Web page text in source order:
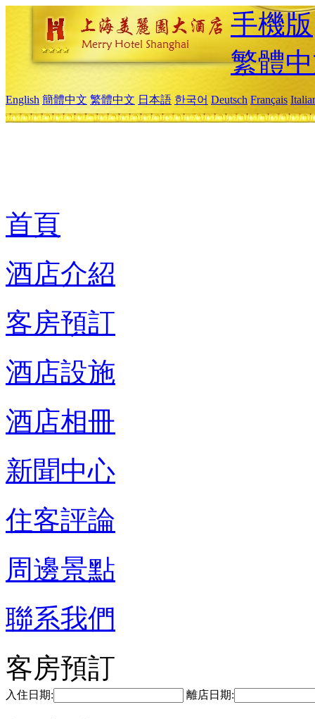
手機版
繁體
English 簡體中文 繁體中文 日本語 한국어 Deutsch Français
首頁
酒店介紹
客房預訂
酒店設施
酒店相冊
新聞中心
住客評論
周邊景點
聯系我們
客房預訂
入住日期: 離店日期: